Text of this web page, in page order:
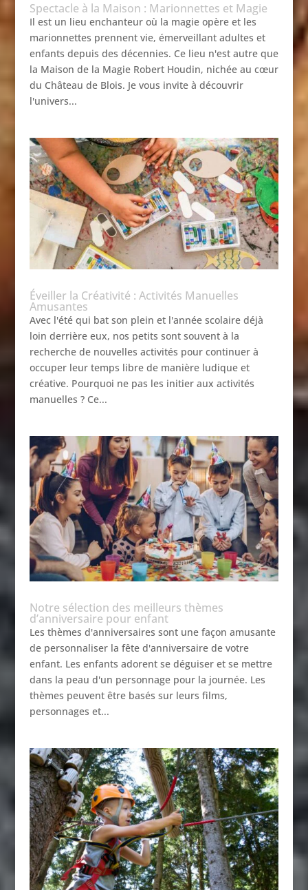
Spectacle à la Maison : Marionnettes et Magie
Il est un lieu enchanteur où la magie opère et les
marionnettes prennent vie, émerveillant adultes et
enfants depuis des décennies. Ce lieu n'est autre que
la Maison de la Magie Robert Houdin, nichée au cœur
du Château de Blois. Je vous invite à découvrir
l'univers...
Éveiller la Créativité : Activités Manuelles
Amusantes
Avec l'été qui bat son plein et l'année scolaire déjà
loin derrière eux, nos petits sont souvent à la
recherche de nouvelles activités pour continuer à
occuper leur temps libre de manière ludique et
créative. Pourquoi ne pas les initier aux activités
manuelles ? Ce...
Notre sélection des meilleurs thèmes
d’anniversaire pour enfant
Les thèmes d'anniversaires sont une façon amusante
de personnaliser la fête d'anniversaire de votre
enfant. Les enfants adorent se déguiser et se mettre
dans la peau d'un personnage pour la journée. Les
thèmes peuvent être basés sur leurs films,
personnages et...